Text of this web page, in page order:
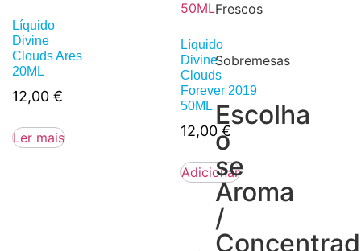
Frescos
Sobremesas
Escolha
o
se
Aroma
/
Líquido
Divine
Clouds Ares
20ML
12,00 €
Ler mais
Líquido
Divine
Clouds
Forever 2019
50ML
12,00€
Adicionar